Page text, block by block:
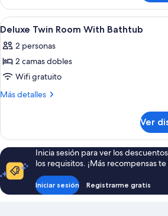
al
océano
clásica
con
2
individuales,
vista
al
océano
Ver
todas
las
fotos
de
Deluxe
With
Bathtub
4
Deluxe Twin Room With Bathtub
2 personas
2 camas dobles
Wifi gratuito
Más detalles
Más
Twin
Room
With
Bathtub
Ver
Inicia sesión para ver los
los requisitos. ¡Más recompensas
Iniciar sesión Registrarme gratis